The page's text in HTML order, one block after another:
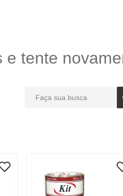
e tente
Faça sua